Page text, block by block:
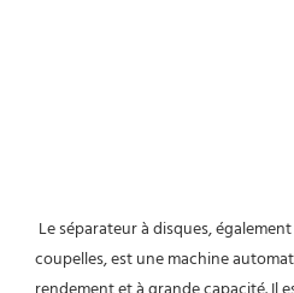
Le séparateur à disques,
coupelles, est une machine